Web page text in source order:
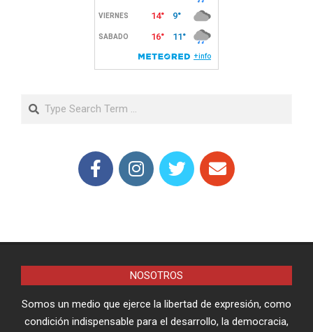
Search
NOSOTROS
Somos un medio que ejerce la libertad de expresión, como
condición indispensable para el desarrollo, la democracia,